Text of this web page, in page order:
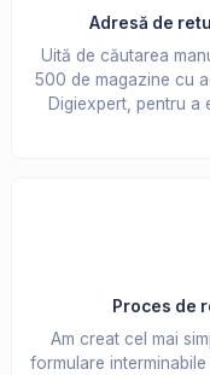
Adresă de
Uită de căutarea
500 de magazine cu
Digiexpert, pentru a
Proces de
Am creat cel mai
formulare